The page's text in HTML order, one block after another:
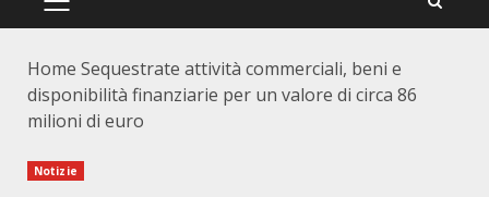
PRIMÄRES
Home Sequestrate attività commerciali, beni e
disponibilità finanziarie per un valore di circa 86
milioni di euro
Notizie